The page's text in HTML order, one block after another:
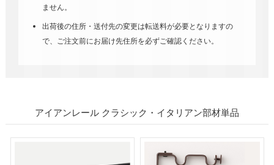
ません。
出荷後の住所・送付先の変更は転送料が必要となりますの
で、ご注文前にお届け先住所を必ずご確認ください。
アイアンレール クラシック・イタリアン部材単品